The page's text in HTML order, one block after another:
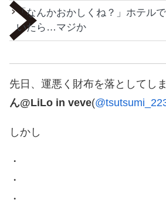
「なんかおかしくね？」ホテル
いたら…マジか
先日、運悪く財布を落としてし
ん@LiLo in veve(
しかし
・
・
・